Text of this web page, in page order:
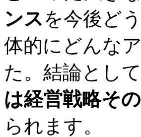
ンスを今後ど
体的にどんな
た。結論とし
は経営戦略そ
られます。